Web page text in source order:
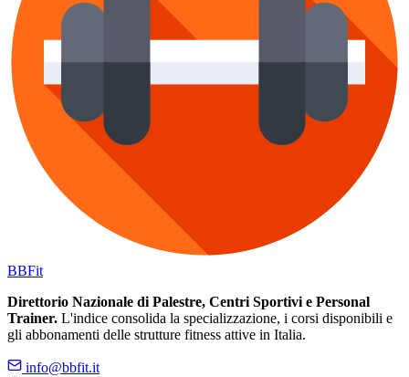
BBFit
Direttorio Nazionale di Palestre, Centri Sportivi e Personal
Trainer. L'indice consolida la specializzazione, i corsi disponibili e
gli abbonamenti delle strutture fitness attive in Italia.
info@bbfit.it